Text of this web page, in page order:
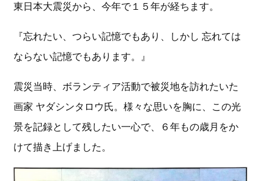
東日本大震災から、今年で１５年が経ちます。
『忘れたい、つらい記憶でもあり、しかし 忘れては
ならない記憶でもあります。』
震災当時、ボランティア活動で被災地を訪れたいた
画家 ヤダシンタロウ氏。様々な思いを胸に、この光
景を記録として残したい一心で、６年もの歳月をか
けて描き上げました。